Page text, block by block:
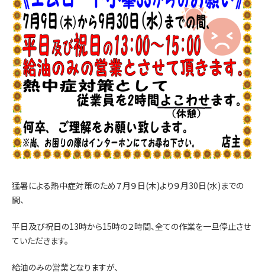
猛暑による熱中症対策のため７月９日(木)より９月30日(水)までの
間、
平日及び祝日の13時から15時の２時間、全ての作業を一旦停止させ
ていただきます。
給油のみの営業となりますが、